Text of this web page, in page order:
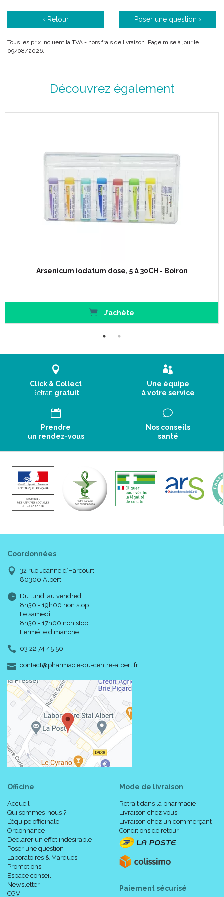
rhinopharyngites.
En cardiologie : en cas de troubles du rythme cardiaque, d'
artérioscléroses, de péricardites et de palpitations.
En dermatologie : en cas de mycoses cutanées, de
dermatoses, de psoriasis, d' eczémas et d' ichtyoses.
sècheresse de la peau.
‹ Retour Poser une question ›
Tous les prix incluent la TVA - hors frais de livraison. Page mise à jour le
09/08/2026.
Découvrez également
Arsenicum iodatum dose, 5 à 30CH - Boiron
J’achète
Click & Collect
Retrait gratuit
Une équipe
à votre service
Prendre
un rendez-vous
Nos conseils
santé
Coordonnées
32 rue Jeanne d’Harcourt
80300 Albert
Du lundi au vendredi
8h30 - 19h00 non stop
Le samedi
8h30 - 17h00 non stop
Fermé le dimanche
03 22 74 45 50
contact-
@-
pharmacie-du-centre-albert.fr
Officine
Accueil
Qui sommes-nous ?
L’équipe officinale
Ordonnance
Déclarer un effet indésirable
Poser une question
Laboratoires & Marques
Promotions
Espace conseil
Newsletter
CGV
Mode de livraison
Retrait dans la pharmacie
Livraison chez vous
Livraison chez un commerçant
Conditions de retour
Paiement sécurisé